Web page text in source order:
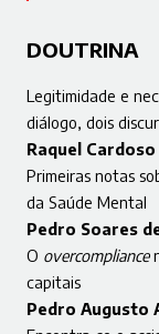
DOUTRINA
Legitimidade e
diálogo, dois
Raquel Cardoso
Primeiras notas
da Saúde Mental
Pedro Soares
O overcompliance
capitais
Pedro Augusto